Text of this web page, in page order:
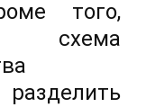
того,
схема